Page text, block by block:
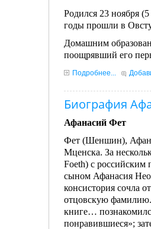
Родился 23 ноября
годы прошли в
Домашним
поощрявший его
Подробнее...
Биография
Афанасий Фет
Фет (Шеншин),
Мценска. За
Foeth) с
сыном Афанасия
консистория сочла
отцовскую фамилию.
книге…
понравившиеся»;